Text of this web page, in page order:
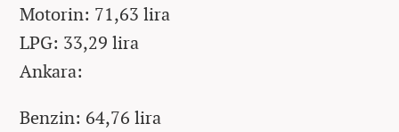
Motorin: 71,63 lira
LPG: 33,29 lira
Ankara:
Benzin: 64,76 lira